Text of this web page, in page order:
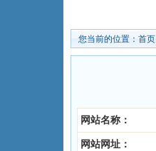
您当前的位置： 首页
网站名称：
网站网址：